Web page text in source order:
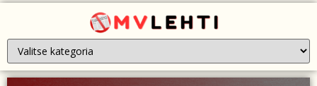
välienselvittely PTV Gymillä tallentui videolle
Iso-Britannia heikentämässä sähköautojen myyntitavoitetta – mitä